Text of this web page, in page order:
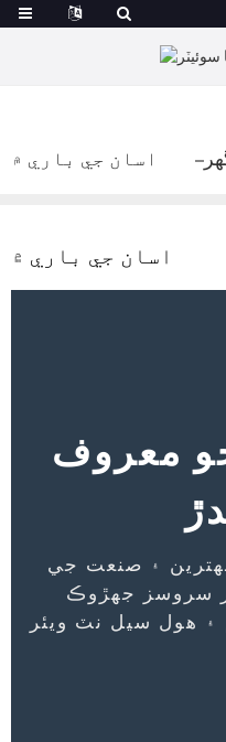
اسان جي باري ۾
اسان جي باري ۾
معروف
۽ صنعت جي
سروسز جهڙوڪ